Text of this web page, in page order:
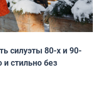
силуэты 80-х и 90-
стильно без